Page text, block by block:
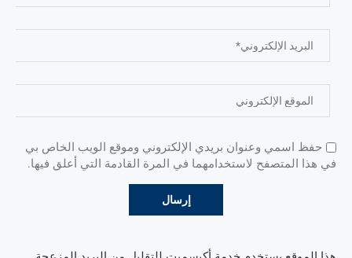
حفظ اسمي وعنوان بريدي الإلكتروني وموقع الويب الخاص بي
في هذا المتصفح لاستخدامهما في المرة القادمة التي أعلق فيها.